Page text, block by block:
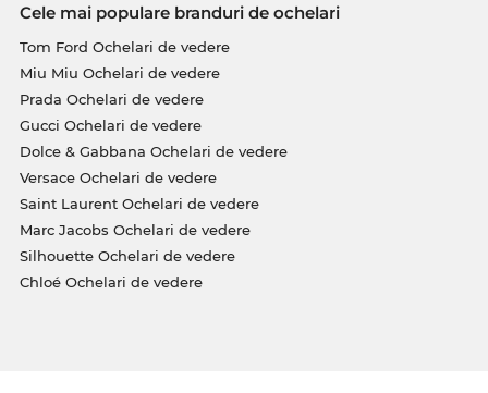
Cele mai populare branduri de ochelari
Tom Ford Ochelari de vedere
Miu Miu Ochelari de vedere
Prada Ochelari de vedere
Gucci Ochelari de vedere
Dolce & Gabbana Ochelari de vedere
Versace Ochelari de vedere
Saint Laurent Ochelari de vedere
Marc Jacobs Ochelari de vedere
Silhouette Ochelari de vedere
Chloé Ochelari de vedere